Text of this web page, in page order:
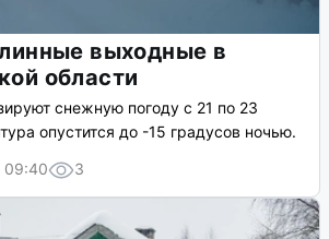
выходные в
области
снежную погоду с 21 по 23
опустится до -15 градусов ночью.
09:40
3